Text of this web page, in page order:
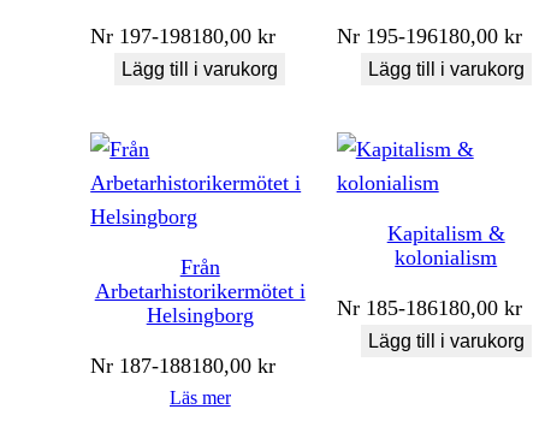
Nr 197-198180,00kr
Lägg till i varukorg
Nr 195-196180,00 kr
Lägg till i varukorg
Från
Arbetarhistorikermötet i
Helsingborg
Nr 187-188180,00kr
Läs mer
Kapitalism &
kolonialism
Nr 185-186180,00 kr
Lägg till i varukorg